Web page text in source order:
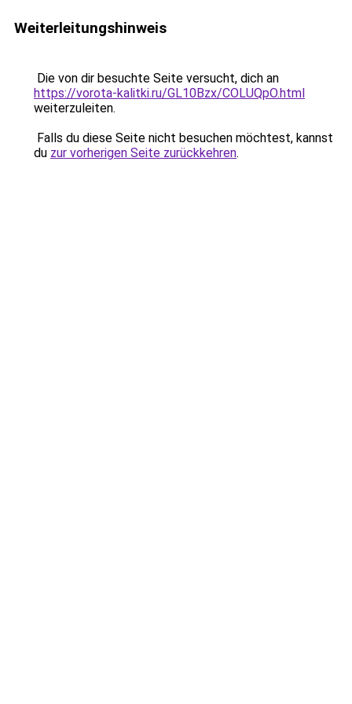
Weiterleitungshinweis
Die von dir besuchte Seite versucht, dich an
https://vorota-kalitki.ru/GL10Bzx/COLUQpO.html
weiterzuleiten.
Falls du diese Seite nicht besuchen möchtest, kannst
du zur vorherigen Seite zurückkehren.